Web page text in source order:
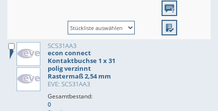
SCS31AA3
econ connect
Kontaktbuchse 1 x 31
polig verzinnt
Rastermaß 2,54 mm
EVE: SCS31AA3
Gesamtbestand:
0